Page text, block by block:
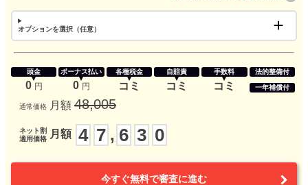
オプションを選択（任意）
頭金
0 円
ボーナス払い
0 円
各種税金
コミ
自賠責
コミ
手数料
コミ
法的整備付
一年補償付
通常価格 月額 48,005
ネット割
適用価格
月額 4 7 , 6 3 0
今すぐ無料で審査に進む